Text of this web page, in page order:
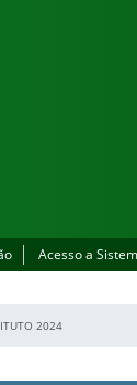
Acesso a
2024